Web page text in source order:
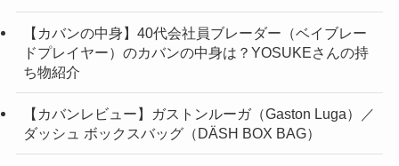
【カバンの中身】40代会社員ブレーダー（ベイブレー
ドプレイヤー）のカバンの中身は？YOSUKEさんの持
ち物紹介
【カバンレビュー】ガストンルーガ（Gaston Luga）／
ダッシュ ボックスバッグ（DÄSH BOX BAG）